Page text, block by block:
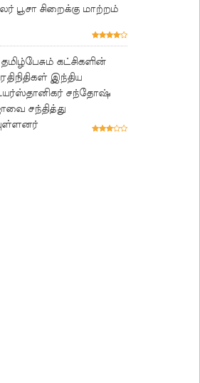
பூசா சிறைக்கு மாற்றம்
கட்சிகளின்
இந்திய
சந்தோஷ்
சந்தித்து